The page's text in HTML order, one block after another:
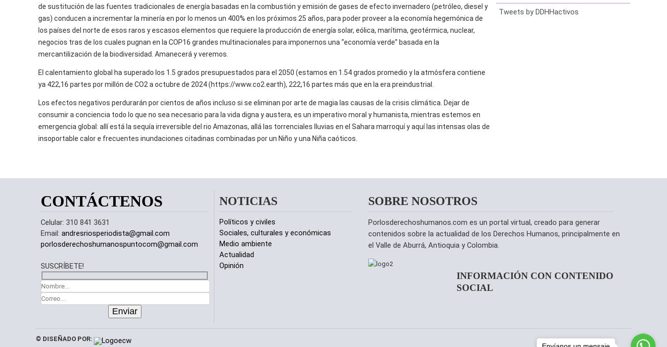
de sustitución de las fuentes tradicionales de energía basadas en la combustión y emisión de gases de efecto invernadero (petróleo, diesel y
gas) conducen a incrementar la minería en por lo menos un 400% en los próximos 25 años, para poder proveer a la economía hegemónica de
los países del norte de esos raros y escasos elementos que requiere la producción de energía solar, eólica, marítima, geotérmica, nuclear,
negocios tras de los cuales pugnan en la COP16 grandes multinacionales para imponernos una “economía verde” basada en la
mercantilización de la biodiversidad. Amanecerá y veremos.
El calentamiento global ha superado los 1.5 grados presupuestados para el 2050 (estamos en 1.54 grados promedio y la atmósfera contiene
ya 422,16 partes por millón de CO2 a octubre de 2024 (https://www.co2.earth), 222,16 partes más que en la era preindustrial.
Los efectos negativos perdurarán por cientos de años incluso si se eliminan por arte de magia las causas de la crisis climática. Dejar de
consumir a conciencia todo lo que no sea necesario para la vida digna y austera, es un imperativo moral y humanista, mientras estemos en
emergencia global: allí está la sequía irreversible del rio Amazonas, allá las torrenciales lluvias en el Sahara marroquí y aquí las intensas olas de
insoportable calor e frecuentes inundaciones citadinas combinadas por un Niño y una Niña caóticos.
Tweets by DDHHactivos
CONTÁCTENOS
Celular: 310 841 3631
Email: andresriosperiodista@gmail.com
porlosderechoshumanospuntocom@gmail.com
SUSCRÍBETE!
NOTICIAS
Políticos y civiles
Sociales, culturales y económicas
Medio ambiente
Actualidad
Opinión
SOBRE NOSOTROS
Porlosderechoshumanos.com es un portal virtual, creado para generar
contenidos sobre la actualidad de los Derechos Humanos, principalmente en
el Valle de Aburrá, Antioquia y Colombia.
INFORMACIÓN CON CONTENIDO
SOCIAL
© DISEÑADO POR: